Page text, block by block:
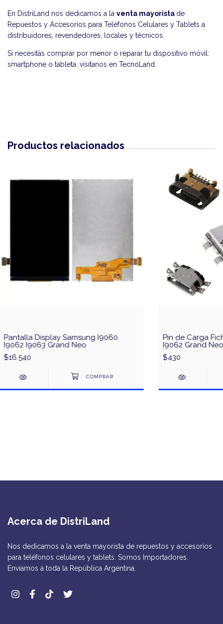
En DistriLand nos dedicamos a la venta mayorista de
Repuestos y Accesorios para Teléfonos Celulares y Tablets a
distribuidores, revendedores, locales y técnicos.
Si necesitás comprar por menor o reparar tu dispositivo móvil:
smartphone o tableta, visitanos en TecnoLand
Productos relacionados
Pantalla Display Samsung I9060
I9062 I9063 Grand Neo
$16.540
Pin de Carga
I9062 Grand Neo
$430
Acerca de DistriLand
Nos dedicamos a la venta mayorista de repuestos y accesorios
para teléfonos celulares y tablets. Somos Importadores.
Enviamos a toda la República Argentina.